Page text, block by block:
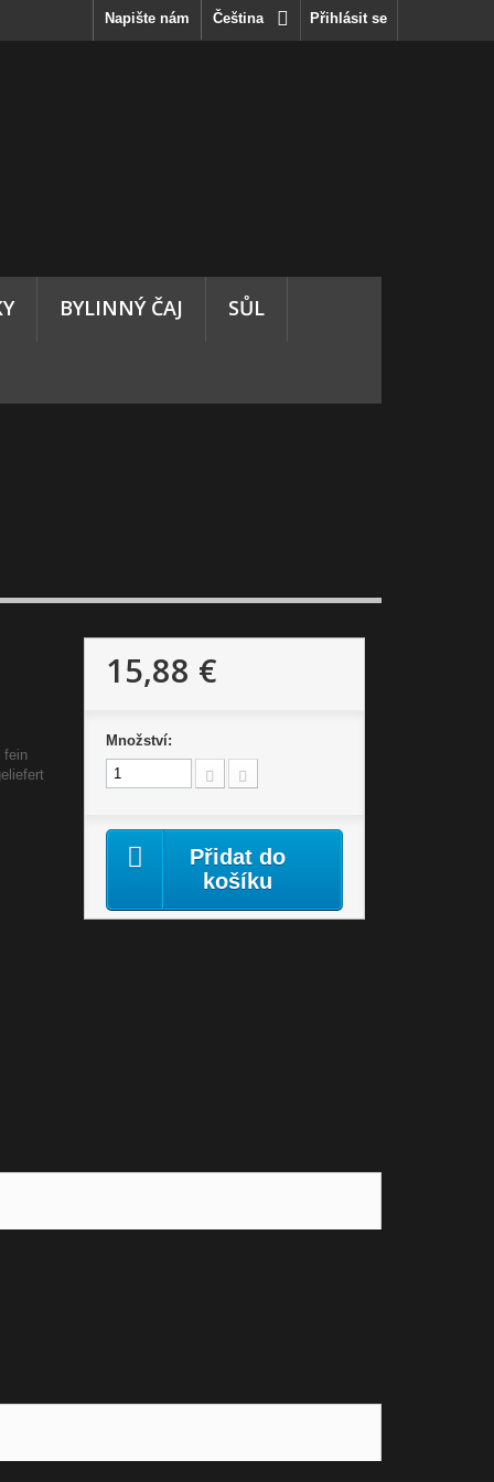
Přihlásit se
Čeština
Napište nám
BYLINNÝ ČAJ SŮL
fein
15,88 €
Množství:
Přidat do
košíku